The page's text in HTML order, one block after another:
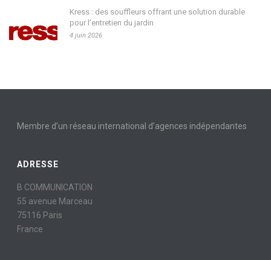
Kress : des souffleurs offrant une solution durable
pour l’entretien du jardin
4 juin 2026
Membre d’un réseau international d’agences indépendantes
ADRESSE
B COMMUNICATION
55 avenue Marceau
75116 Paris
France